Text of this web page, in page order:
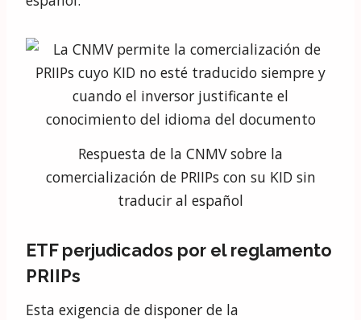
Respuesta de la CNMV sobre la
comercialización de PRIIPs con su KID sin
traducir al español
ETF perjudicados por el reglamento
PRIIPs
Esta exigencia de disponer de la